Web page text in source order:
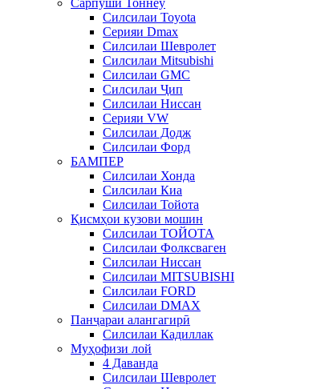
Сарпӯши Тоннеу
Силсилаи Toyota
Серияи Dmax
Силсилаи Шевролет
Силсилаи Mitsubishi
Силсилаи GMC
Силсилаи Ҷип
Силсилаи Ниссан
Серияи VW
Силсилаи Додж
Силсилаи Форд
БАМПЕР
Силсилаи Хонда
Силсилаи Киа
Силсилаи Тойота
Қисмҳои кузови мошин
Силсилаи ТОЙОТА
Силсилаи Фолксваген
Силсилаи Ниссан
Силсилаи MITSUBISHI
Силсилаи FORD
Силсилаи DMAX
Панҷараи алангагирӣ
Силсилаи Кадиллак
Муҳофизи лой
4 Даванда
Силсилаи Шевролет